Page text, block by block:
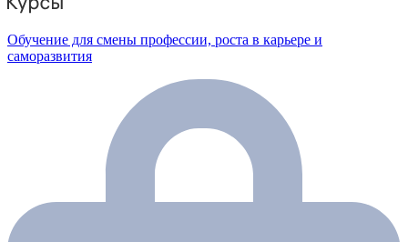
Обучение для смены профессии, роста в карьере и
саморазвития